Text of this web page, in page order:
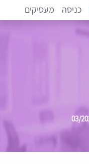
כניסה מעסיקים